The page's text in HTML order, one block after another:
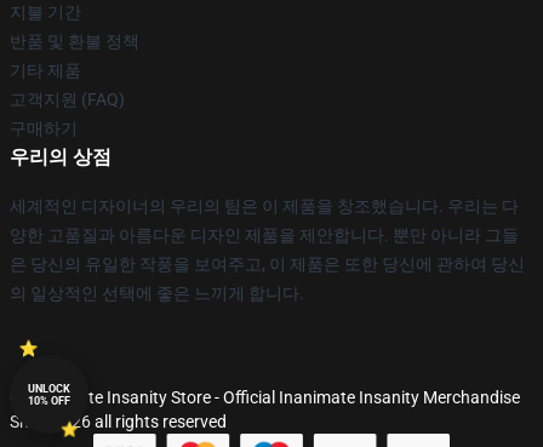
지불 기간
반품 및 환불 정책
기타 제품
고객지원 (FAQ)
구매하기
우리의 상점
세계적인 디자이너의 우리의 팀은 이 제품을 창조했습니다. 우리는 다
양한 고품질과 아름다운 디자인 제품을 제안합니다. 뿐만 아니라 그들
은 당신의 유일한 작풍을 보여주고, 이 제품은 또한 당신에 관하여 당신
의 일상적인 선택에 좋은 느끼게 합니다.
© Inanimate Insanity Store - Official Inanimate Insanity Merchandise
Shop 2026 all rights reserved
UNLOCK
10% OFF